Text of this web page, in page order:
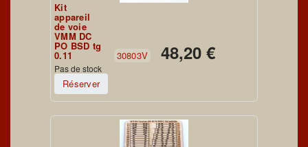
Kit
appareil
de voie
VMM DC
PO BSD tg
0.11 30803V 48,20 €
Pas de stock
Réserver